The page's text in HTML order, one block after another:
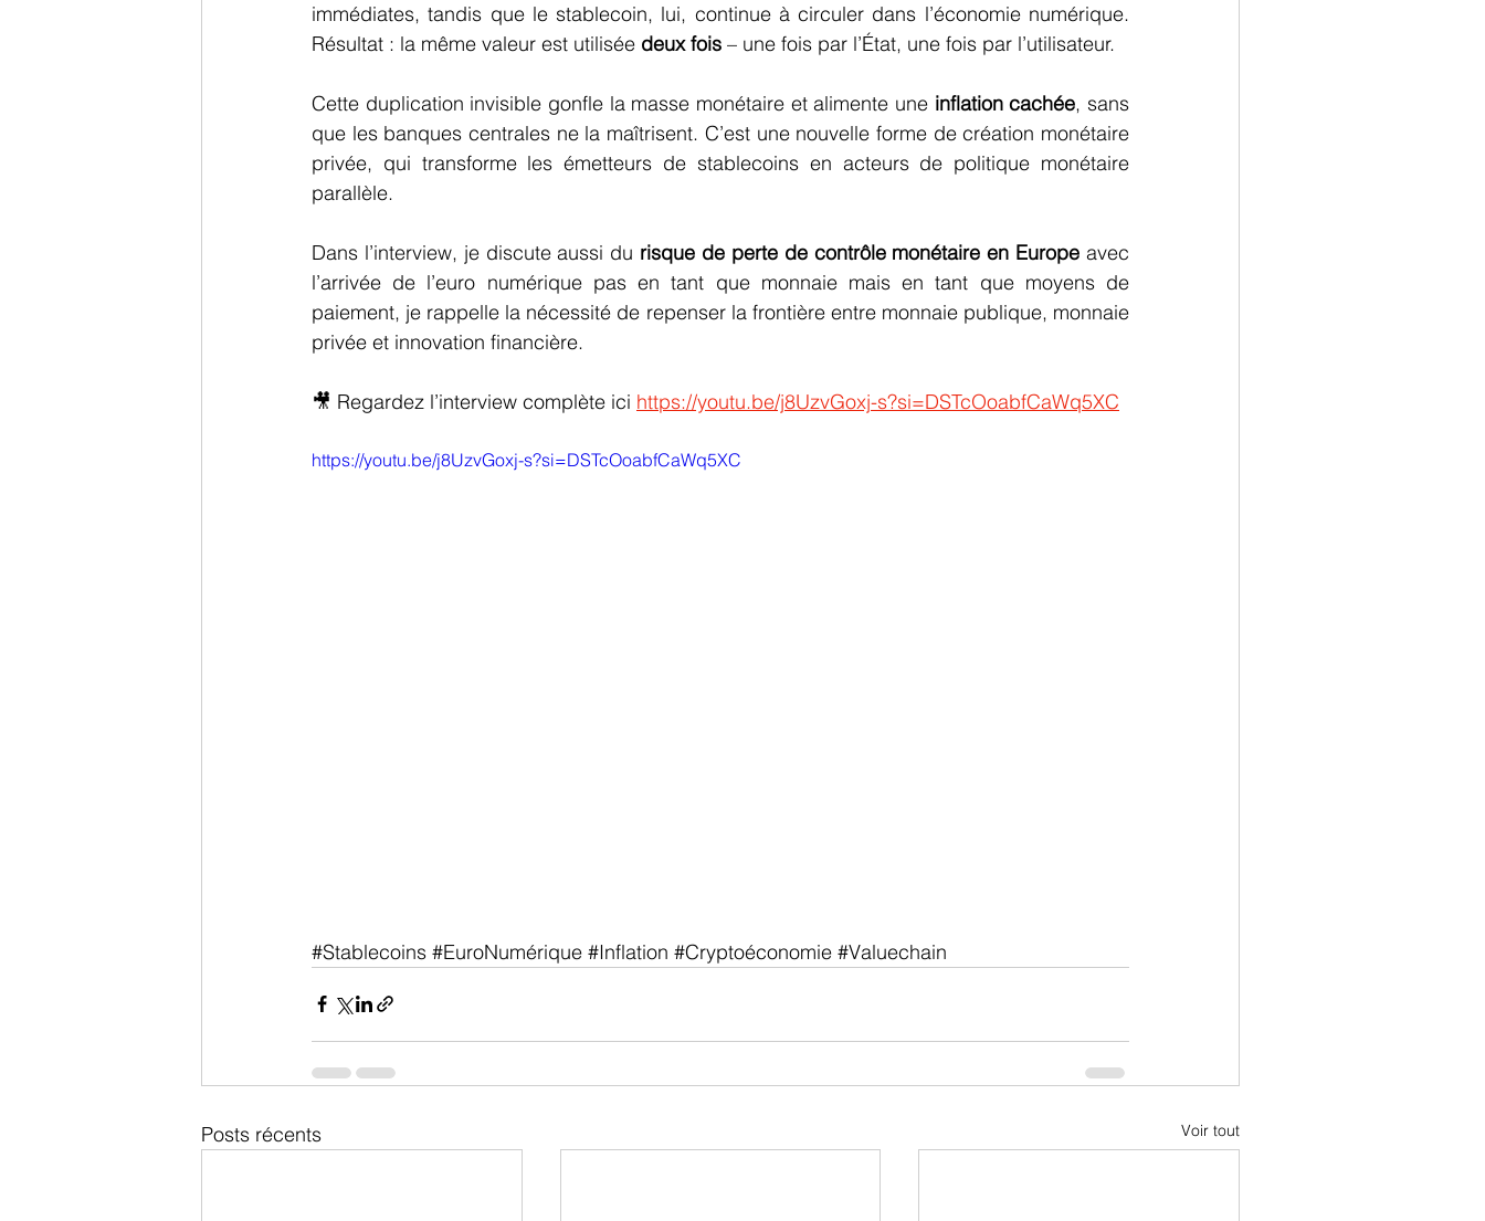
immédiates, tandis que le stablecoin, lui, continue à circuler dans l’économie numérique.
Résultat : la même valeur est utilisée deux fois – une fois par l’État, une fois par l’utilisateur.
Cette duplication invisible gonfle la masse monétaire et alimente une inflation cachée, sans
que les banques centrales ne la maîtrisent. C’est une nouvelle forme de création monétaire
privée, qui transforme les émetteurs de stablecoins en acteurs de politique monétaire
parallèle.
Dans l’interview, je discute aussi du risque de perte de contrôle monétaire en Europe avec
l’arrivée de l’euro numérique pas en tant que monnaie mais en tant que moyens de
paiement, je rappelle la nécessité de repenser la frontière entre monnaie publique, monnaie
privée et innovation financière.
🎥 Regardez l’interview complète ici https://youtu.be/j8UzvGoxj-s?si=DSTcOoabfCaWq5XC
https://youtu.be/j8UzvGoxj-s?si=DSTcOoabfCaWq5XC
#Stablecoins #EuroNumérique #Inflation #Cryptoéconomie #Valuechain
Posts récents Voir tout